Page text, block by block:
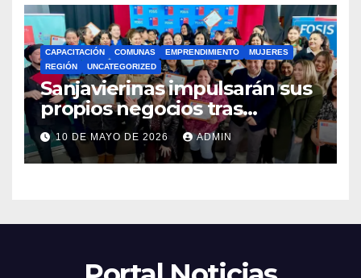
CAPACITACIÓN COMUNAS EMPRENDIMIENTO
MUJERES
REGIÓN
UNCATEGORIZED
Sanjavierinas impulsarán sus
propios negocios tras
capacitarse junto al FOSIS
10 DE MAYO DE 2026 ADMIN